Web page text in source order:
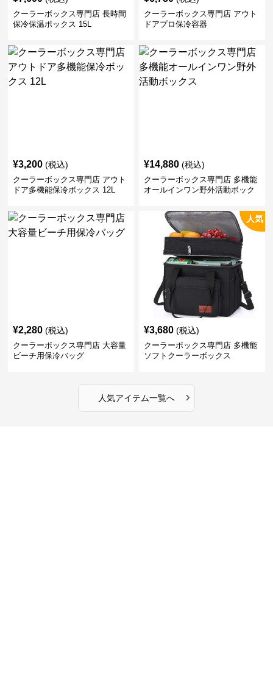
クーラーボックス専門店 長時間
保冷保温ボックス 15L
クーラーボックス専門店 アウト
ドアプロ保冷容器
¥3,200 (税込)
クーラーボックス専門店 アウト
ドア多機能保冷ボックス 12L
¥14,880 (税込)
クーラーボックス専門店 多機能
オールインワン野外活動ボック
¥2,280 (税込)
クーラーボックス専門店 大容量
ビーチ用保冷バッグ
人気
¥3,680 (税込)
クーラーボックス専門店 多機能
ソフトクーラーボックス
人気アイテム一覧へ ›